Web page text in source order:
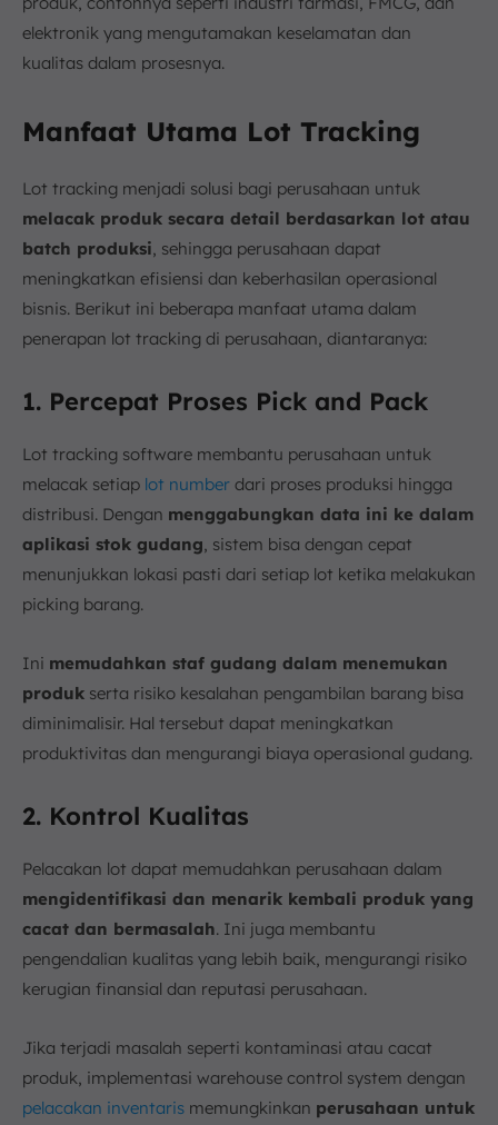
elektronik yang mengutamakan keselamatan dan
kualitas dalam prosesnya.
Manfaat Utama Lot Tracking
Lot tracking menjadi solusi bagi perusahaan untuk
melacak produk secara detail berdasarkan lot atau
batch produksi, sehingga perusahaan dapat
meningkatkan efisiensi dan keberhasilan operasional
bisnis. Berikut ini beberapa manfaat utama dalam
penerapan lot tracking di perusahaan, diantaranya:
1. Percepat Proses Pick and Pack
Lot tracking software membantu perusahaan untuk
melacak setiap lot number dari proses produksi hingga
distribusi. Dengan menggabungkan data ini ke dalam
aplikasi stok gudang, sistem bisa dengan cepat
menunjukkan lokasi pasti dari setiap lot ketika melakukan
picking barang.
Ini memudahkan staf gudang dalam menemukan
produk serta risiko kesalahan pengambilan barang bisa
diminimalisir. Hal tersebut dapat meningkatkan
produktivitas dan mengurangi biaya operasional gudang.
2. Kontrol Kualitas
Pelacakan lot dapat memudahkan perusahaan dalam
mengidentifikasi dan menarik kembali produk yang
cacat dan bermasalah. Ini juga membantu
pengendalian kualitas yang lebih baik, mengurangi risiko
kerugian finansial dan reputasi perusahaan.
Jika terjadi masalah seperti kontaminasi atau cacat
produk, implementasi warehouse control system dengan
pelacakan inventaris memungkinkan perusahaan untuk